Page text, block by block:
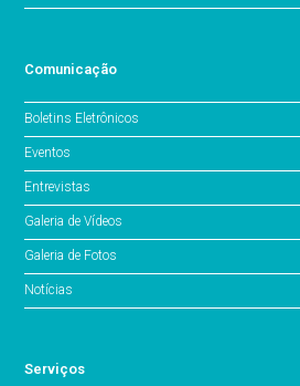
Comunicação
Boletins Eletrônicos
Eventos
Entrevistas
Galeria de Vídeos
Galeria de Fotos
Notícias
Serviços